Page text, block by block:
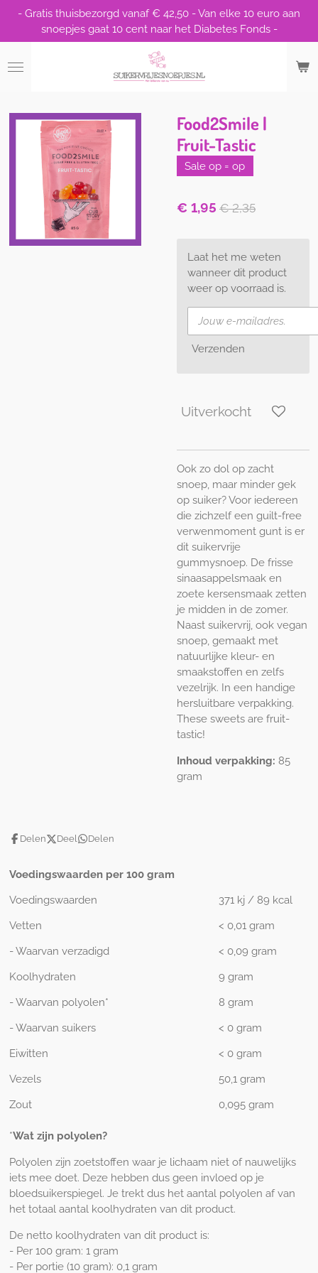
Ga
naar
de
- Gratis thuisbezorgd vanaf € 42,50 - Van elke 10 euro aan
snoepjes gaat 10 cent naar het Diabetes Fonds -
Food2Smile |
Fruit-Tastic
Sale op = op
€ 1,95 € 2,35
Laat het me weten
wanneer dit product
weer op voorraad is.
Verzenden
Uitverkocht
Ook zo dol op zacht
snoep, maar minder gek
op suiker? Voor iedereen
die zichzelf een guilt-free
verwenmoment gunt is er
dit suikervrije
gummysnoep. De frisse
sinaasappelsmaak en
zoete kersensmaak zetten
je midden in de zomer.
Naast suikervrij, ook vegan
snoep, gemaakt met
natuurlijke kleur- en
smaakstoffen en zelfs
vezelrijk. In een handige
hersluitbare verpakking.
These sweets are fruit-
tastic!
Inhoud verpakking: 85
gram
Delen Deel Delen
Voedingswaarden per 100 gram
Voedingswaarden
371 kj / 89 kcal
Vetten
< 0,01 gram
- Waarvan verzadigd
< 0,09 gram
Koolhydraten
9 gram
- Waarvan polyolen*
8 gram
- Waarvan suikers
< 0 gram
Eiwitten
< 0 gram
Vezels
50,1 gram
Zout
0,095 gram
*Wat zijn polyolen?
Polyolen zijn zoetstoffen waar je lichaam niet of nauwelijks
iets mee doet. Deze hebben dus geen invloed op je
bloedsuikerspiegel. Je trekt dus het aantal polyolen af van
het totaal aantal koolhydraten van dit product.
De netto koolhydraten van dit product is:
- Per 100 gram: 1 gram
- Per portie (10 gram): 0,1 gram